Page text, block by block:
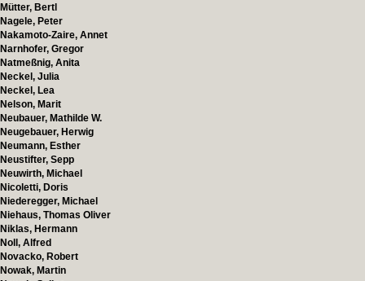
Mütter, Bertl
Nagele, Peter
Nakamoto-Zaire, Annet
Narnhofer, Gregor
Natmeßnig, Anita
Neckel, Julia
Neckel, Lea
Nelson, Marit
Neubauer, Mathilde W.
Neugebauer, Herwig
Neumann, Esther
Neustifter, Sepp
Neuwirth, Michael
Nicoletti, Doris
Niederegger, Michael
Niehaus, Thomas Oliver
Niklas, Hermann
Noll, Alfred
Novacko, Robert
Nowak, Martin